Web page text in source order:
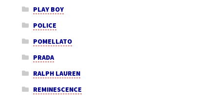
PLAY BOY
POLICE
POMELLATO
PRADA
RALPH LAUREN
REMINESCENCE